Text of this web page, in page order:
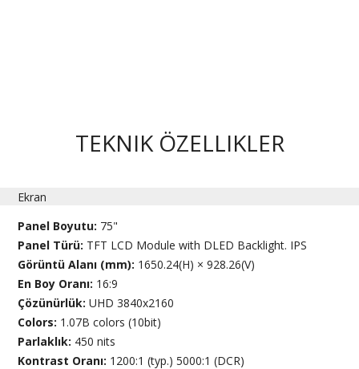
TEKNIK ÖZELLIKLER
Ekran
Panel Boyutu: 75"
Panel Türü: TFT LCD Module with DLED Backlight. IPS
Görüntü Alanı (mm): 1650.24(H) × 928.26(V)
En Boy Oranı: 16:9
Çözünürlük:UHD 3840x2160
Colors: 1.07B colors (10bit)
Parlaklık: 450 nits
Kontrast Oranı: 1200:1 (typ.) 5000:1 (DCR)